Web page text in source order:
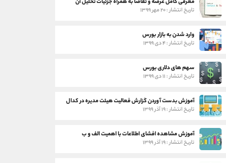
تاریخ انتشار : ۲۰ مهر ۱۳۹۹
وارد شدن به بازار بورس
تاریخ انتشار : ۴ دی ۱۳۹۹
سهم های دلاری بورس
تاریخ انتشار : ۱۱ دی ۱۳۹۹
آموزش بدست آوردن گزارش فعالیت هیئت مدیره در کدال
تاریخ انتشار : ۱۹ آذر ۱۳۹۹
آموزش مشاهده افشای اطلاعات با اهمیت الف و ب
تاریخ انتشار : ۱۹ آذر ۱۳۹۹